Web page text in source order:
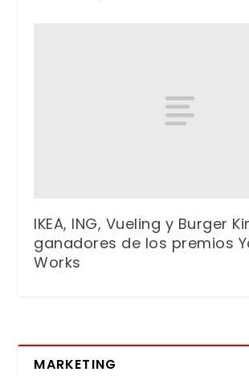
IKEA, ING, Vueling y Burger
ganadores de los premios
Works
MARKETING